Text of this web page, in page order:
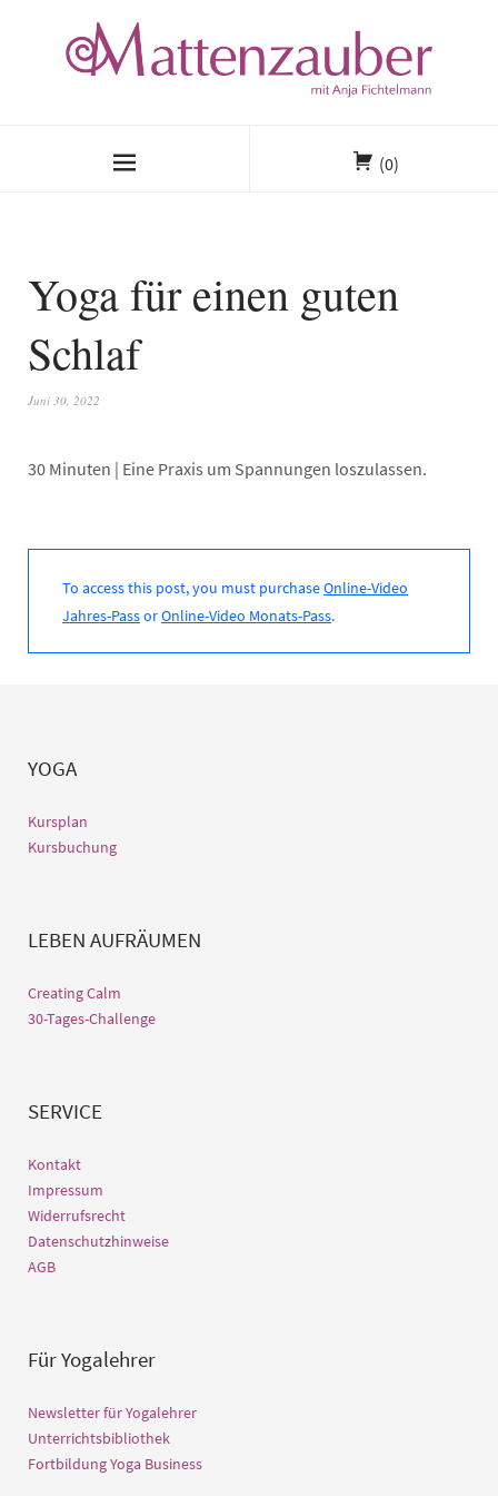
(0)
Yoga für einen guten
Schlaf
Juni 30, 2022
30 Minuten | Eine Praxis um Spannungen loszulassen.
To access this post, you must purchaseOnline-Video
Jahres-PassorOnline-Video Monats-Pass.
YOGA
Kursplan
Kursbuchung
LEBEN AUFRÄUMEN
Creating Calm
30-Tages-Challenge
SERVICE
Kontakt
Impressum
Widerrufsrecht
Datenschutzhinweise
AGB
Für Yogalehrer
Newsletter für Yogalehrer
Unterrichtsbibliothek
Fortbildung Yoga Business